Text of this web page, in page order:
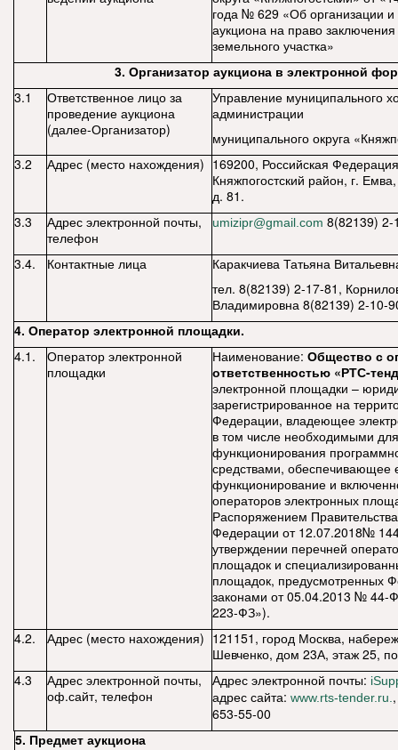
года № 629 «Об организации
аукциона на право
земельного участка»
3. Организатор аукциона в электронной
3.1
Ответственное лицо за
проведение аукциона
(далее-Организатор)
Управление муниципального
администрации
муниципального округа
3.2
Адрес (место нахождения) 169200, Российская
Княжпогостский район, г.
д. 81.
3.3
Адрес электронной почты,
телефон
umizipr@gmail.com 8(82139) 2-
3.4. Контактные лица
Каракчиева Татьяна
тел. 8(82139) 2-17-81,
Владимировна 8(82139) 2-10-
4. Оператор электронной площадки.
4.1.
Оператор электронной
площадки
Наименование: Общество с
ответственностью «РТС-
электронной площадки –
зарегистрированное на
Федерации, владеющее
в том числе необходимыми
функционирования
средствами, обеспечивающее
функционирование и
операторов электронных
Распоряжением
Федерации от 12.07.2018№
утверждении перечней
площадок и
площадок, предусмотренных
законами от 05.04.2013 № 44-
223-ФЗ»).
4.2.
Адрес (место нахождения) 121151, город Москва,
Шевченко, дом 23А, этаж 25,
4.3
Адрес электронной почты,
оф.сайт, телефон
Адрес электронной почты:
адрес сайта: www.rts-tender.ru.
653-55-00
5. Предмет аукциона